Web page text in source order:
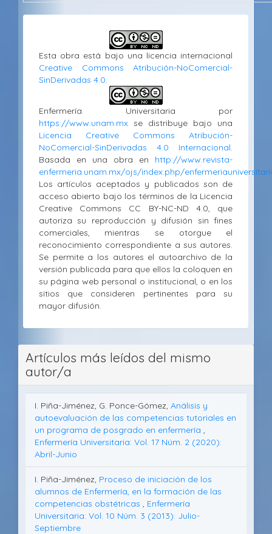
Esta obra está bajo una licencia internacional
Creative Commons Atribución-NoComercial-
SinDerivadas 4.0.
Enfermería Universitaria por
https://www.unam.mxse distribuye bajo una
Licencia Creative Commons Atribución-
NoComercial-SinDerivadas 4.0 Internacional.
Basada en una obra en http://www.revista-
enfermeria.unam.mx/ojs/index.php/
Los artículos aceptados y publicados son de
acceso abierto bajo los términos de la Licencia
Creative Commons CC BY-NC-ND 4.0, que
autoriza su reproducción y difusión sin fines
comerciales, mientras se otorgue el
reconocimiento correspondiente a sus autores.
Se permite a los autores el autoarchivo de la
versión publicada para que ellos la coloquen en
su página web personal o institucional, o en los
sitios que consideren pertinentes para su
mayor difusión.
Artículos más leídos del mismo
autor/a
I. Piña-Jiménez, G. Ponce-Gómez, Análisis y
autoevaluación de las competencias tutoriales en
un programa de posgrado en enfermería ,
Enfermería Universitaria: Vol. 17 Núm. 2 (2020):
Abril-Junio
I. Piña-Jiménez, Proceso de iniciación de los
alumnos de Enfermería, en la formación de las
competencias obstétricas , Enfermería
Universitaria: Vol. 10 Núm. 3 (2013): Julio-
Septiembre